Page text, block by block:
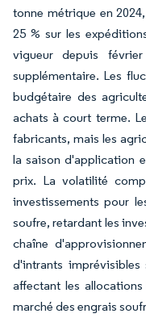
tonne métrique en
25 % sur les
vigueur depuis
supplémentaire. Les
budgétaire des
achats à court terme.
fabricants, mais les
la saison d'application
prix. La volatilité
investissements pour
soufre, retardant les
chaîne
d'intrants
affectant les
marché des engrais